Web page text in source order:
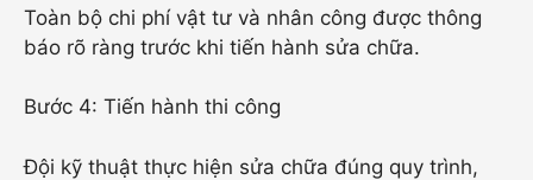
Toàn bộ chi phí vật tư và nhân công được thông
báo rõ ràng trước khi tiến hành sửa chữa.
Bước 4: Tiến hành thi công
Đội kỹ thuật thực hiện sửa chữa đúng quy trình,